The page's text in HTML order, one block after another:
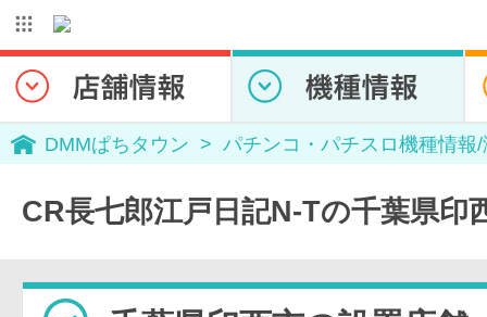
DMMぱちタウン パチンコ・パチスロ機種情報
CR長七郎江戸日記N-Tの千葉県印